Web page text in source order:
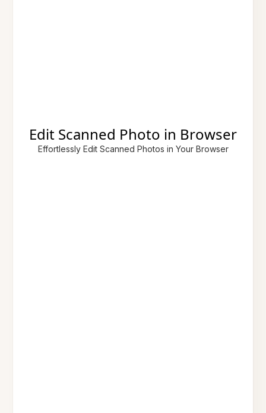
Edit Scanned Photo in Browser
Effortlessly Edit Scanned Photos in Your Browser